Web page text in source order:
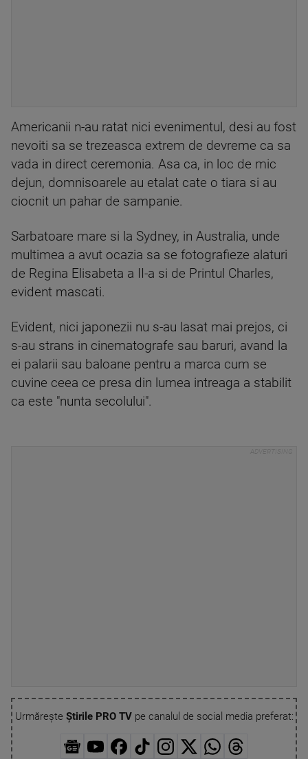
Americanii n-au ratat nici evenimentul, desi au fost
nevoiti sa se trezeasca extrem de devreme ca sa
vada in direct ceremonia. Asa ca, in loc de mic
dejun, domnisoarele au etalat cate o tiara si au
ciocnit un pahar de sampanie.
Sarbatoare mare si la Sydney, in Australia, unde
multimea a avut ocazia sa se fotografieze alaturi
de Regina Elisabeta a II-a si de Printul Charles,
evident mascati.
Evident, nici japonezii nu s-au lasat mai prejos, ci
s-au strans in cinematografe sau baruri, avand la
ei palarii sau baloane pentru a marca cum se
cuvine ceea ce presa din lumea intreaga a stabilit
ca este "nunta secolului".
Urmărește Știrile PRO TVpe canalul de social media preferat: